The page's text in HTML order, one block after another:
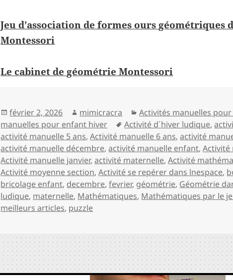
Jeu d’association de formes ours géométriques
Montessori
Le cabinet de géométrie Montessori
Publié
le
février 2, 2026 Auteur
mimicracra Catégories
Activités manuelles
manuelles pour enfant hiver
Mots-
clés
Activité d´hiver ludique,
activité manuelle 5 ans,Activité manuelle 6 ans,activité
activité manuelle décembre,activité manuelle enfant,Activité
Activité manuelle janvier,activité maternelle,Activité
Activité moyenne section,Activité se repérer dans lnespace,
bricolage enfant, decembre,fevrier, géométrie, Géométrie
ludique, maternelle, Mathématiques, Mathématiques par le
meilleurs articles, puzzle